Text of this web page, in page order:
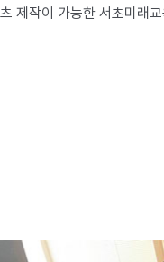
제작이 가능한 서초미래